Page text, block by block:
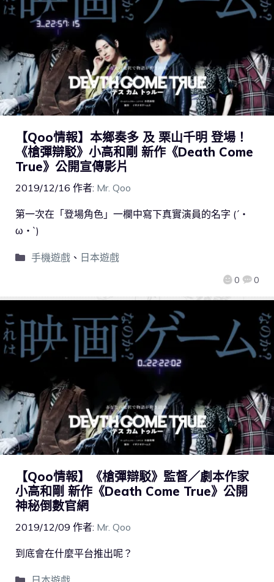
【Qoo情報】本鄉奏多 及 栗山千明 登場！
《槍彈辯駁》小高和剛 新作《Death Come
True》公開宣傳影片
2019/12/16 作者: Mr. Qoo
0 0
第一次在「登場角色」一欄中寫下真實演員的名字 (´・
ω・`)
手機遊戲、 日本遊戲
【Qoo情報】《槍彈辯駁》監督／劇本作家
小高和剛 新作《Death Come True》公開
神秘倒數官網
2019/12/09 作者: Mr. Qoo
到底會在什麼平台推出呢？